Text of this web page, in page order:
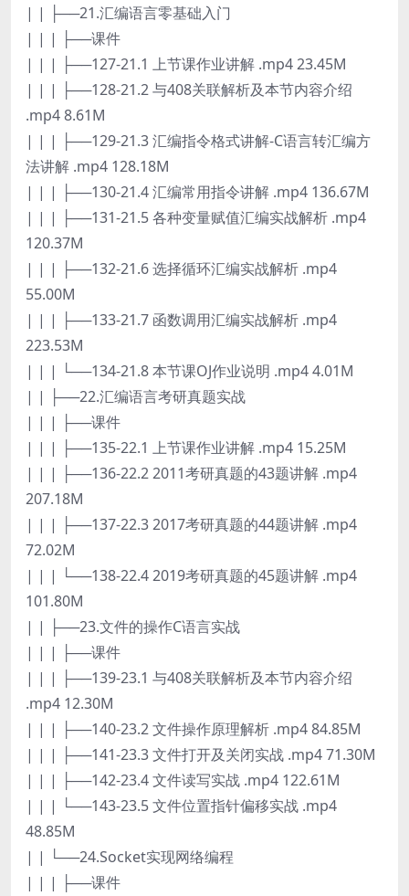
| | ├──21.汇编语言零基础入门
| | | ├──课件
| | | ├──127-21.1 上节课作业讲解 .mp4 23.45M
| | | ├──128-21.2 与408关联解析及本节内容介绍
.mp4 8.61M
| | | ├──129-21.3 汇编指令格式讲解-C语言转汇编方
法讲解 .mp4 128.18M
| | | ├──130-21.4 汇编常用指令讲解 .mp4 136.67M
| | | ├──131-21.5 各种变量赋值汇编实战解析 .mp4
120.37M
| | | ├──132-21.6 选择循环汇编实战解析 .mp4
55.00M
| | | ├──133-21.7 函数调用汇编实战解析 .mp4
223.53M
| | | └──134-21.8 本节课OJ作业说明 .mp4 4.01M
| | ├──22.汇编语言考研真题实战
| | | ├──课件
| | | ├──135-22.1 上节课作业讲解 .mp4 15.25M
| | | ├──136-22.2 2011考研真题的43题讲解 .mp4
207.18M
| | | ├──137-22.3 2017考研真题的44题讲解 .mp4
72.02M
| | | └──138-22.4 2019考研真题的45题讲解 .mp4
101.80M
| | ├──23.文件的操作C语言实战
| | | ├──课件
| | | ├──139-23.1 与408关联解析及本节内容介绍
.mp4 12.30M
| | | ├──140-23.2 文件操作原理解析 .mp4 84.85M
| | | ├──141-23.3 文件打开及关闭实战 .mp4 71.30M
| | | ├──142-23.4 文件读写实战 .mp4 122.61M
| | | └──143-23.5 文件位置指针偏移实战 .mp4
48.85M
| | └──24.Socket实现网络编程
| | | ├──课件